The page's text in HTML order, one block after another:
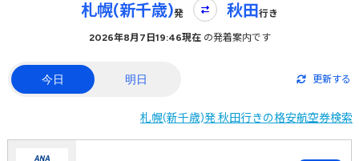
札幌(新千歳)発 秋田行き
2026年8月7日19:46現在の発着案内です
今日 明日 更新する
札幌(新千歳)発 秋田行きの格安航空券検索